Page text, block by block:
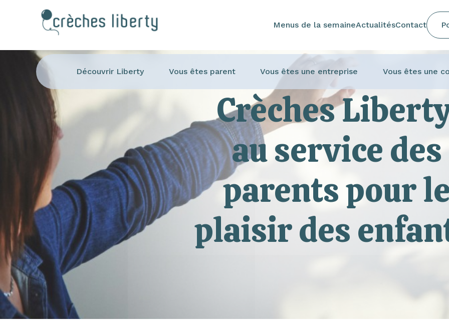
Menus de la semaineActualitésContact
Découvrir Liberty Vous êtes parent Vous êtes une entreprise Vous êtes une
Crèches
au service des
parents pour
plaisir des